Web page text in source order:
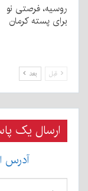
روسیه، فرصتی نو
برای پسته کرمان
قبل بعد
ارسال یک
آدرس